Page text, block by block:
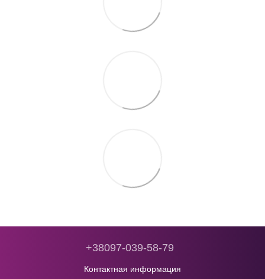
+38097-039-58-79
Контактная информация